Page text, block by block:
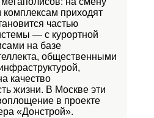
приходят
частью
— с курортной
на базе
общественными
качество
жизни. В Москве эти
в проекте
«Донстрой».